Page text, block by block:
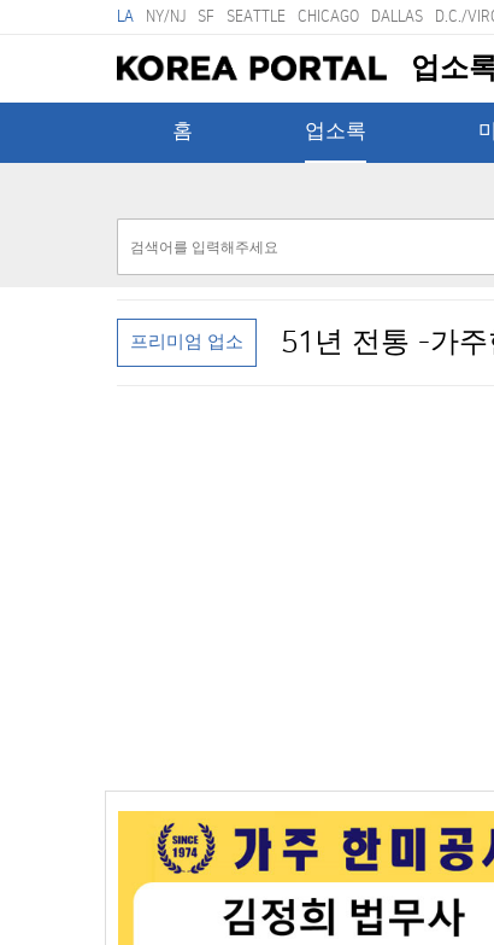
LA NY/NJ SF SEATTLE CHICAGO DALLAS D.C./
업소
홈 업소록
프리미엄 업소 51년 전통 -가